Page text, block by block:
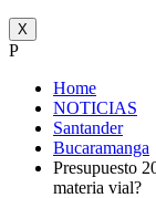
X
P
Home
NOTICIAS
Santander
Bucaramanga
Presupuesto
materia vial?